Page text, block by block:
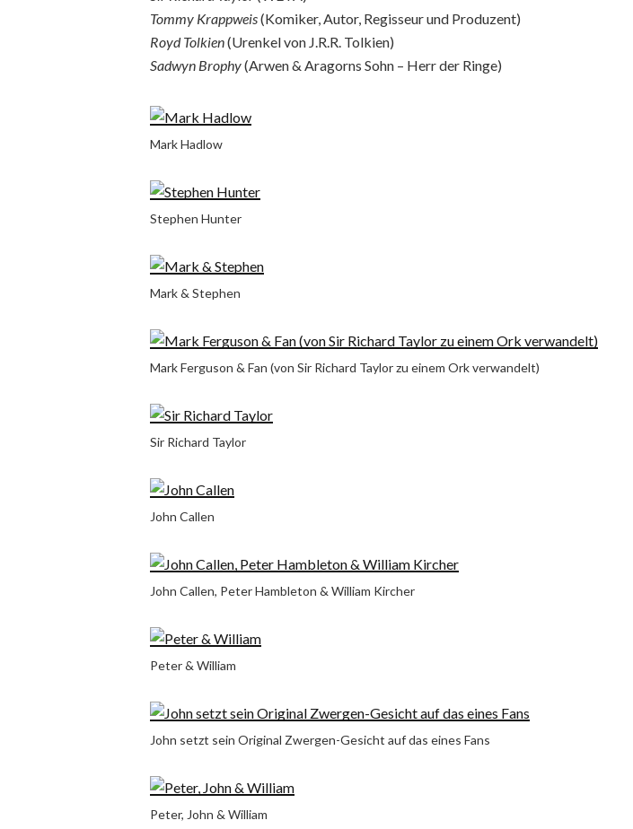
Tommy Krappweis(Komiker, Autor, Regisseur und Produzent)
Royd Tolkien(Urenkel von J.R.R. Tolkien)
Sadwyn Brophy(Arwen & Aragorns Sohn – Herr der Ringe)
Mark Hadlow
Stephen Hunter
Mark & Stephen
Mark Ferguson & Fan (von Sir Richard Taylor zu einem Ork verwandelt)
Sir Richard Taylor
John Callen
John Callen, Peter Hambleton & William Kircher
Peter & William
John setzt sein Original Zwergen-Gesicht auf das eines Fans
Peter, John & William